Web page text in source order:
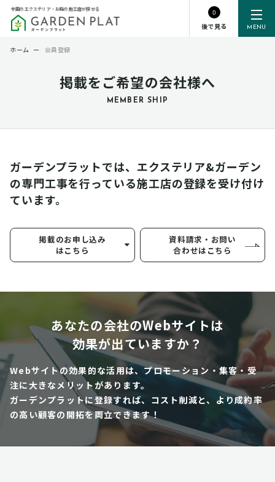
MENU
全国のエクステリア・お庭の施工店が探せる
0
後で見る
掲載をご希望の会社様へ
MEMBER SHIP
ホーム ー 会員登録
ガーデンプラットでは、エクステリア&ガーデン
の専門工事を行っている施工店の登録を受け付け
ています。
掲載のお申し込み
はこちら
資料請求・お問い
合わせはこちら
あなたの会社のWebサイトは
効果が出ていますか？
Webサイトの効果的な活用は、プロモーション・集客・受
注に大きなメリットがあります。
ガーデンプラットに登録すれば、コスト削減と、より成約率
の高い顧客の開拓を両立できます！